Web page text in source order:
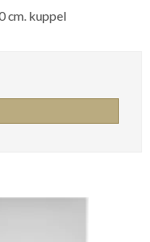
cm. kuppel